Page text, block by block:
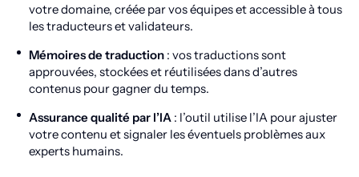
votre domaine, créée par vos équipes et accessible à tous
les traducteurs et validateurs.
Mémoires de traduction : vos traductions sont
approuvées, stockées et réutilisées dans d’autres
contenus pour gagner du temps.
Assurance qualité par l’IA : l’outil utilise l’IA pour ajuster
votre contenu et signaler les éventuels problèmes aux
experts humains.